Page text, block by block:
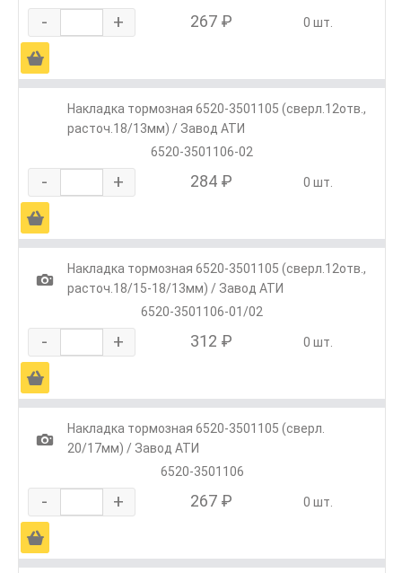
- + 267 ₽ 0 шт.
Ä
Накладка тормозная 6520-3501105 (сверл.12отв.,
расточ.18/13мм) / Завод АТИ
6520-3501106-02
- + 284 ₽ 0 шт.
Ä
1
Накладка тормозная 6520-3501105 (сверл.12отв.,
расточ.18/15-18/13мм) / Завод АТИ
6520-3501106-01/02
- + 312 ₽ 0 шт.
Ä
1
Накладка тормозная 6520-3501105 (сверл.
20/17мм) / Завод АТИ
6520-3501106
- + 267 ₽ 0 шт.
Ä